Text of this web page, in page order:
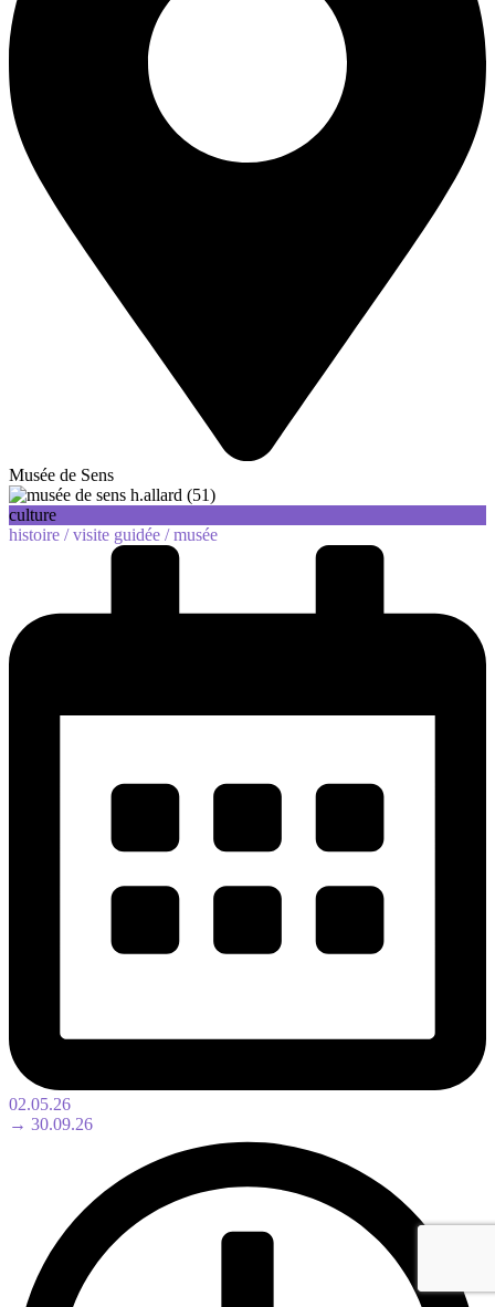
Musée de Sens
culture
histoire /visite guidée /musée
02.05.26
→ 30.09.26